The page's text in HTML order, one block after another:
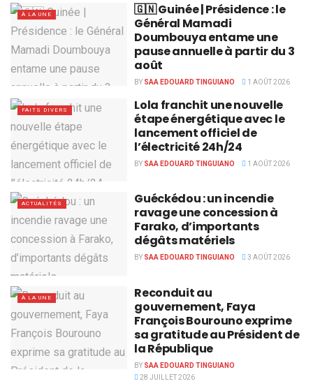
À LA UNE
🇬🇳 Guinée | Présidence : le
Général Mamadi
Doumbouya entame une
pause annuelle à partir du 3
août
BY SAA EDOUARD TINGUIANO 1 AOÛT 2026
FAITS DIVERS
Lola franchit une nouvelle
étape énergétique avec le
lancement officiel de
l’électricité 24h/24
BY SAA EDOUARD TINGUIANO 1 AOÛT 2026
ACTUALITÉS
Guéckédou : un incendie
ravage une concession à
Farako, d’importants
dégâts matériels
BY SAA EDOUARD TINGUIANO 3 AOÛT 2026
À LA UNE
Reconduit au
gouvernement, Faya
François Bourouno exprime
sa gratitude au Président de
la République
BY SAA EDOUARD TINGUIANO
28 JUILLET 2026